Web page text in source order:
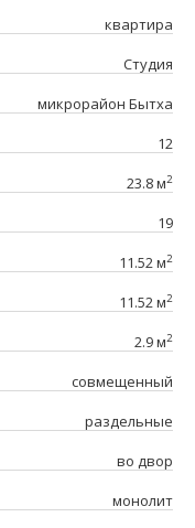
квартира
Студия
микрорайон Бытха
12
23.8 м2
19
11.52 м2
11.52 м2
2.9 м2
совмещенный
раздельные
во двор
монолит